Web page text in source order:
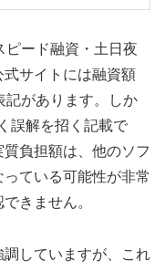
ピード融資・土日夜
サイトには融資額
記があります。しか
誤解を招く記載で
負担額は、他のソフ
ている可能性が非常
きません。
調していますが、これ